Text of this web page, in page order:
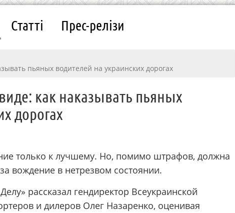
Статті Прес-релізи
пьяных водителей на украинских дорогах
как наказывать пьяных
дорогах
только к лучшему. Но, помимо штрафов, должна
вождение в нетрезвом состоянии.
рассказал гендиректор Всеукраинской
и дилеров Олег Назаренко, оценивая